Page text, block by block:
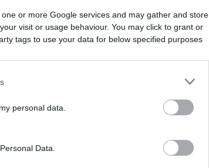
or more Google services and may gather and store
visit or usage behaviour. You may click to grant or
tags to use your data for below specified purposes
personal data.
Data.